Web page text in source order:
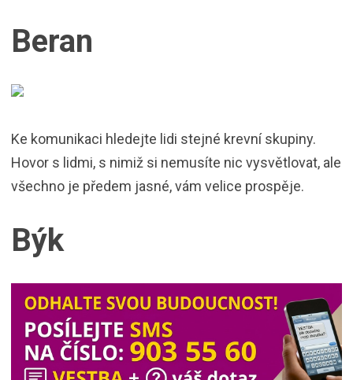
Beran
Ke komunikaci hledejte lidi stejné krevní skupiny.
Hovor s lidmi, s nimiž si nemusíte nic vysvětlovat, ale
všechno je předem jasné, vám velice prospěje.
Býk